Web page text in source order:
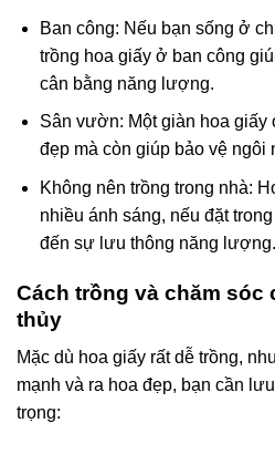
Ban công: Nếu bạn sống ở
trồng hoa giấy ở ban công
cân bằng năng lượng.
Sân vườn: Một giàn hoa
đẹp mà còn giúp bảo vệ ngôi
Không nên trồng trong nhà:
nhiều ánh sáng, nếu đặt
đến sự lưu thông năng lượng.
Cách trồng và chăm sóc
thủy
Mặc dù hoa giấy rất dễ trồng,
mạnh và ra hoa đẹp, bạn cần
trọng: